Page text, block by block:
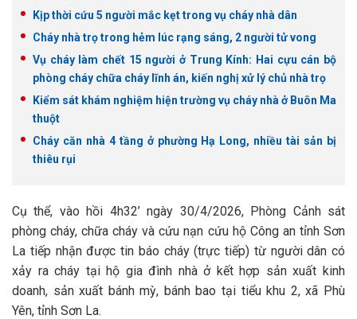
Kịp thời cứu 5 người mắc kẹt trong vụ cháy nhà dân
Cháy nhà trọ trong hẻm lúc rạng sáng, 2 người tử vong
Vụ cháy làm chết 15 người ở Trung Kính: Hai cựu cán bộ
phòng cháy chữa cháy lĩnh án, kiến nghị xử lý chủ nhà trọ
Kiểm sát khám nghiệm hiện trường vụ cháy nhà ở Buôn Ma
thuột
Cháy căn nhà 4 tầng ở phường Hạ Long, nhiều tài sản bị
thiêu rụi
Cụ thể, vào hồi 4h32’ ngày 30/4/2026, Phòng Cảnh sát
phòng cháy, chữa cháy và cứu nạn cứu hộ Công an tỉnh Sơn
La tiếp nhận được tin báo cháy (trực tiếp) từ người dân có
xảy ra cháy tại hộ gia đình nhà ở kết hợp sản xuất kinh
doanh, sản xuất bánh mỳ, bánh bao tại tiểu khu 2, xã Phù
Yên, tỉnh Sơn La.